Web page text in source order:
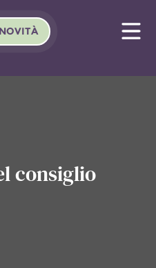
NOVITÀ
consiglio